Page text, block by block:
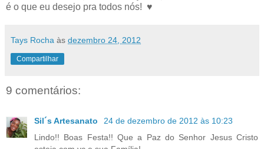
é o que eu desejo pra todos nós! ♥
Tays Rocha às dezembro 24, 2012
Compartilhar
9 comentários:
Sil´s Artesanato
24 de dezembro de 2012 às 10:23
Lindo!! Boas Festa!! Que a Paz do Senhor Jesus Cristo